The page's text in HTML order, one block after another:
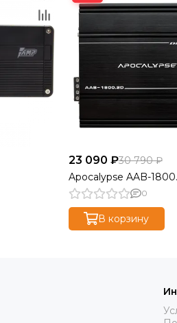
23 090 ₽30 790 ₽
Apocalypse AAB-
0
В корзину